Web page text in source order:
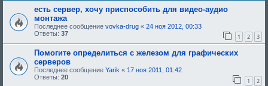
е
о
б
р
е
б
ю
о
о
е
,
б
ю
щ
е
и
,
т
р
б
есть сервер, хочу приспособить для видео-аудио
монтажа
Последнее сообщение vovka-drug « 24 ноя 2012, 00:33
Ответы: 37 1 2 3
Помогите определиться с железом для графических
серверов
Последнее сообщение Yarik « 17 ноя 2011, 01:42
Ответы: 20 1 2